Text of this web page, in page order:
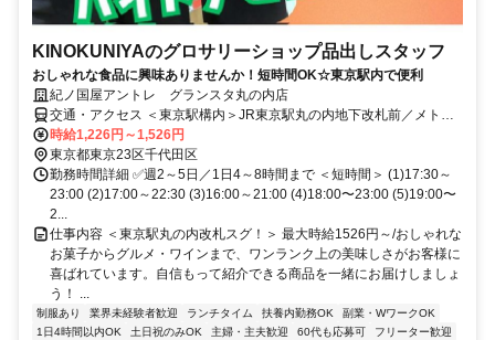
KINOKUNIYAのグロサリーショップ品出しスタッフ
おしゃれな食品に興味ありませんか！短時間OK☆東京駅内で便利
紀ノ国屋アントレ グランスタ丸の内店
交通・アクセス ＜東京駅構内＞JR東京駅丸の内地下改札前／メトロ
東京駅改札すぐ
時給1,226円～1,526円
東京都東京23区千代田区
勤務時間詳細 ✅週2～5日／1日4～8時間まで ＜短時間＞ (1)17:30～
23:00 (2)17:00～22:30 (3)16:00～21:00 (4)18:00〜23:00 (5)19:00〜
2...
仕事内容 ＜東京駅丸の内改札スグ！＞ 最大時給1526円～/おしゃれな
お菓子からグルメ・ワインまで、ワンランク上の美味しさがお客様に
喜ばれています。自信もって紹介できる商品を一緒にお届けしましょ
う！ ...
制服あり 業界未経験者歓迎 ランチタイム 扶養内勤務OK
副業・WワークOK
1日4時間以内OK
土日祝のみOK 主婦・主夫歓迎 60代も応募可
フリーター歓迎